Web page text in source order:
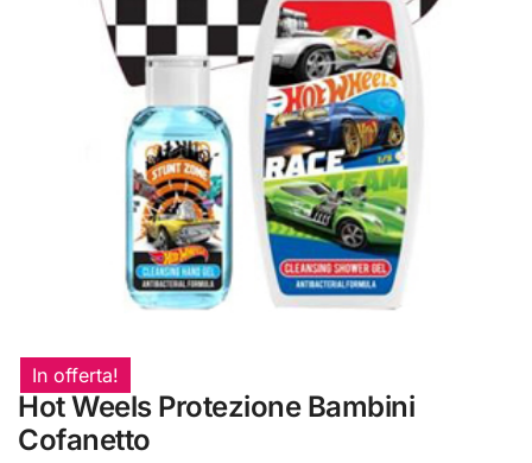
In offerta!
Hot Weels Protezione Bambini
Cofanetto